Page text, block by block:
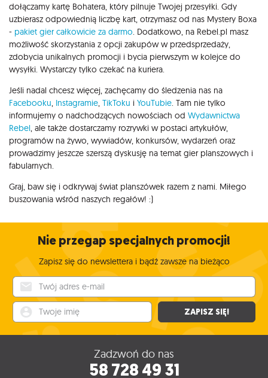
dołączamy kartę Bohatera, który pilnuje Twojej przesyłki. Gdy
uzbierasz odpowiednią liczbę kart, otrzymasz od nas Mystery Boxa
- pakiet gier całkowicie za darmo . Dodatkowo, na Rebel.pl masz
możliwość skorzystania z opcji zakupów w przedsprzedaży,
zdobycia unikalnych promocji i bycia pierwszym w kolejce do
wysyłki. Wystarczy tylko czekać na kuriera.
Jeśli nadal chcesz więcej, zachęcamy do śledzenia nas na
Facebooku Instagramie TikToku i YouTubie . Tam nie tylko
informujemy o nadchodzących nowościach od Wydawnictwa
Rebel , ale także dostarczamy rozrywki w postaci artykułów,
programów na żywo, wywiadów, konkursów, wydarzeń oraz
prowadzimy jeszcze szerszą dyskusję na temat gier planszowych i
fabularnych.
Graj, baw się i odkrywaj świat planszówek razem z nami. Miłego
buszowania wśród naszych regałów! :)
Nie przegap specjalnych promocji!
Zapisz się do newslettera i bądź zawsze na bieżąco
ZAPISZ SIĘ!
Zadzwoń do nas
58 728 49 31